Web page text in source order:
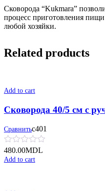
Сковорода “Kukmara”
процесс приготовления пищи
любой хозяйки.
Related products
Add to cart
Сковорода 40/5 см с
Сравнитьс401
480.00MDL
Add to cart